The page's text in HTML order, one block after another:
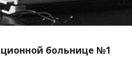
больнице №1